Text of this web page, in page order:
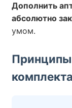
Дополнить
абсолютно
умом.
Принципы